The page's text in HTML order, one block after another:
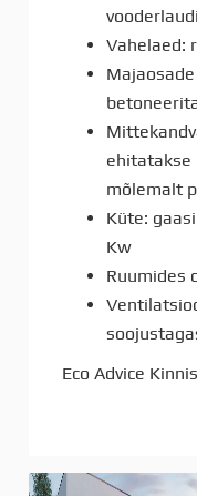
Vahelaed:
ehitatakse
mõlemalt
Küte:
Kw
Ruumides
Eco Advice